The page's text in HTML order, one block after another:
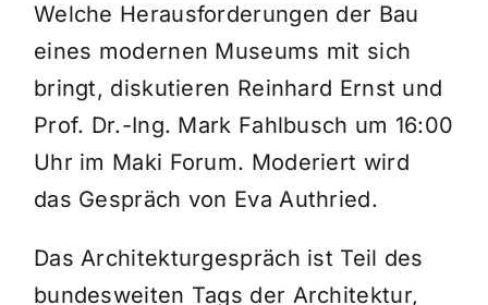
Welche Herausforderungen der Bau
eines modernen Museums mit sich
bringt, diskutieren Reinhard Ernst und
Prof. Dr.-Ing. Mark Fahlbusch um 16:00
Uhr im Maki Forum. Moderiert wird
das Gespräch von Eva Authried.
Das Architekturgespräch ist Teil des
bundesweiten Tags der Architektur,